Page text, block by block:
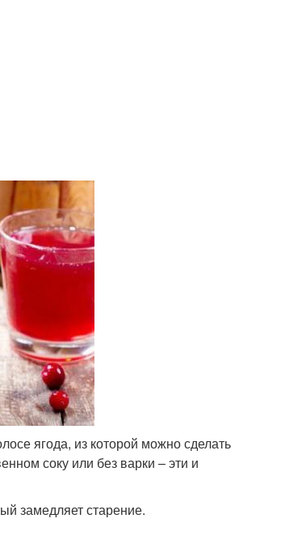
ягода, из которой можно сделать
соку или без варки – эти и
замедляет старение.